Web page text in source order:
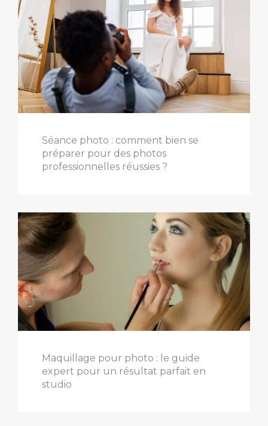
Séance photo : comment bien se
préparer pour des photos
professionnelles réussies ?
Maquillage pour photo : le guide
expert pour un résultat parfait en
studio